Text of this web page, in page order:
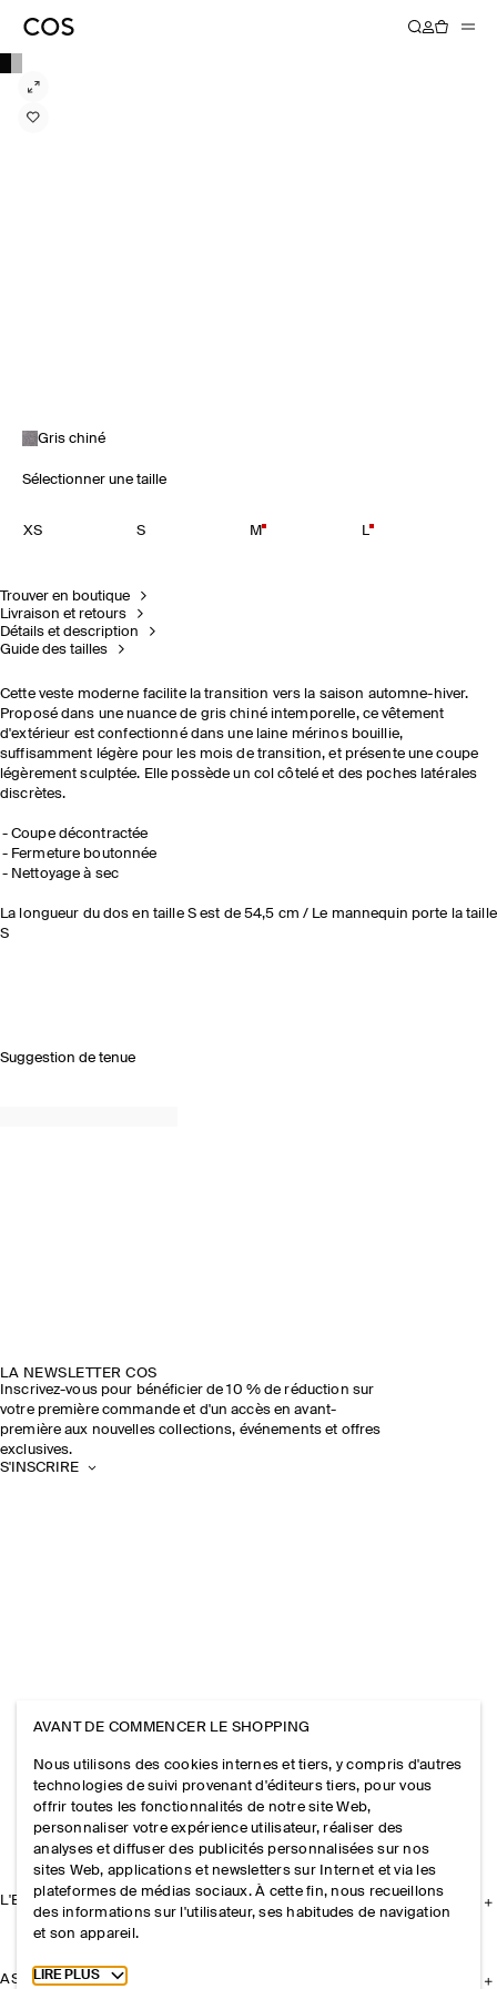
Gris chiné
Sélectionner une taille
XS S M L
Trouver en boutique
Livraison et retours
Détails et description
Guide des tailles
Cette veste moderne facilite la transition vers la saison automne-hiver.
Proposé dans une nuance de gris chiné intemporelle, ce vêtement
d'extérieur est confectionné dans une laine mérinos bouillie,
suffisamment légère pour les mois de transition, et présente une coupe
légèrement sculptée. Elle possède un col côtelé et des poches latérales
discrètes.
Coupe décontractée
Fermeture boutonnée
Nettoyage à sec
La longueur du dos en taille S est de 54,5 cm / Le mannequin porte la taille
S
Suggestion de tenue
LA NEWSLETTER COS
Inscrivez-vous pour bénéficier de 10 % de réduction sur
votre première commande et d'un accès en avant-
première aux nouvelles collections, événements et offres
exclusives.
S'INSCRIRE
L'ENTREPRISE
ASSISTANCE
AVANT DE COMMENCER LE SHOPPING
Nous utilisons des cookies internes et tiers, y compris d'autres
technologies de suivi provenant d'éditeurs tiers, pour vous
offrir toutes les fonctionnalités de notre site Web,
personnaliser votre expérience utilisateur, réaliser des
analyses et diffuser des publicités personnalisées sur nos
sites Web, applications et newsletters sur Internet et via les
plateformes de médias sociaux. À cette fin, nous recueillons
des informations sur l'utilisateur, ses habitudes de navigation
et son appareil.
Toggle more cookie information
LIRE PLUS